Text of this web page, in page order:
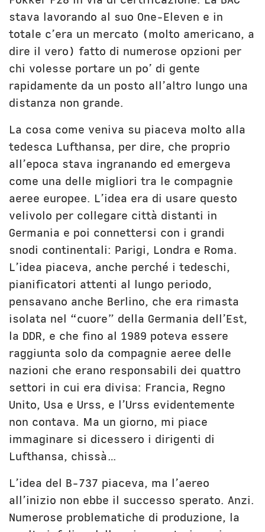
stava lavorando al suo One-Eleven e in
totale c’era un mercato (molto americano, a
dire il vero) fatto di numerose opzioni per
chi volesse portare un po’ di gente
rapidamente da un posto all’altro lungo una
distanza non grande.
La cosa come veniva su piaceva molto alla
tedesca Lufthansa, per dire, che proprio
all’epoca stava ingranando ed emergeva
come una delle migliori tra le compagnie
aeree europee. L’idea era di usare questo
velivolo per collegare città distanti in
Germania e poi connettersi con i grandi
snodi continentali: Parigi, Londra e Roma.
L’idea piaceva, anche perché i tedeschi,
pianificatori attenti al lungo periodo,
pensavano anche Berlino, che era rimasta
isolata nel “cuore” della Germania dell’Est,
la DDR, e che fino al 1989 poteva essere
raggiunta solo da compagnie aeree delle
nazioni che erano responsabili dei quattro
settori in cui era divisa: Francia, Regno
Unito, Usa e Urss, e l’Urss evidentemente
non contava. Ma un giorno, mi piace
immaginare si dicessero i dirigenti di
Lufthansa, chissà…
L’idea del B-737 piaceva, ma l’aereo
all’inizio non ebbe il successo sperato. Anzi.
Numerose problematiche di produzione, la